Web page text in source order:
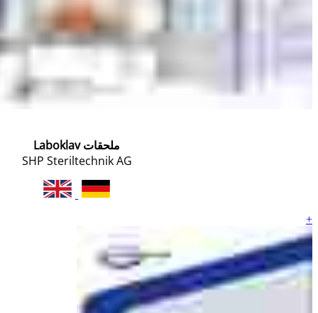
ملحقات Laboklav
SHP Steriltechnik AG
+